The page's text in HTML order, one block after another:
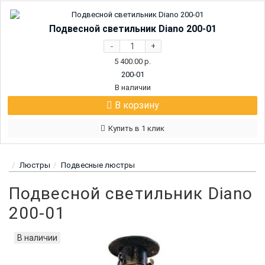
Подвесной светильник Diano 200-01
- +
5 400.00 р.
200-01
В наличии
В корзину
Купить в 1 клик
Люстры Подвесные люстры
Подвесной светильник Diano
200-01
В наличии